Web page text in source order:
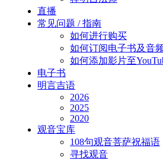
直播
常见问题 / 指南
如何进行购买
如何订阅电子书及音
如何添加影片至
电子书
明言吉语
2026
2025
2020
观音宝库
108句观音菩萨祝福语
寻找观音